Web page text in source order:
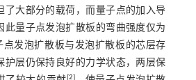
了大部分的载荷，而量子点的加入导
此量子点发泡扩散板的弯曲强度仅为
点发泡扩散板与发泡扩散板的芯层存
护层仍保持良好的力学状态，两层保
[2]